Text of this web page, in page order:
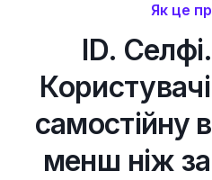
Як це
ID.
самостійну
менш ніж